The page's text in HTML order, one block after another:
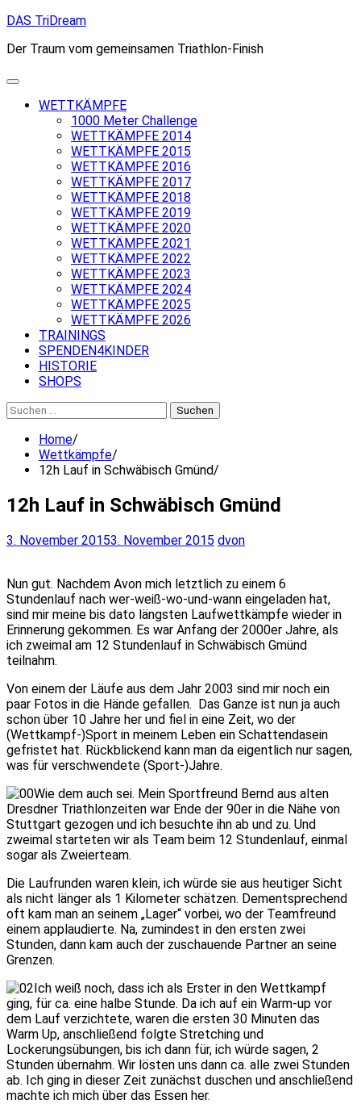
Skip
content
DAS TriDream
Der Traum vom gemeinsamen Triathlon-Finish
WETTKÄMPFE
1000 Meter Challenge
WETTKÄMPFE 2014
WETTKÄMPFE 2015
WETTKÄMPFE 2016
WETTKÄMPFE 2017
WETTKÄMPFE 2018
WETTKÄMPFE 2019
WETTKÄMPFE 2020
WETTKÄMPFE 2021
WETTKÄMPFE 2022
WETTKÄMPFE 2023
WETTKÄMPFE 2024
WETTKÄMPFE 2025
WETTKÄMPFE 2026
TRAININGS
SPENDEN4KINDER
HISTORIE
SHOPS
Suchen
nach:
Home
Wettkämpfe
12h Lauf in Schwäbisch Gmünd
12h Lauf in Schwäbisch Gmünd
3. November 20153. November 2015 dvon
Nun gut. Nachdem Avon mich letztlich zu einem 6
Stundenlauf nach wer-weiß-wo-und-wann eingeladen hat,
sind mir meine bis dato längsten Laufwettkämpfe wieder in
Erinnerung gekommen. Es war Anfang der 2000er Jahre, als
ich zweimal am 12 Stundenlauf in Schwäbisch Gmünd
teilnahm.
Von einem der Läufe aus dem Jahr 2003 sind mir noch ein
paar Fotos in die Hände gefallen. Das Ganze ist nun ja auch
schon über 10 Jahre her und fiel in eine Zeit, wo der
(Wettkampf-)Sport in meinem Leben ein Schattendasein
gefristet hat. Rückblickend kann man da eigentlich nur sagen,
was für verschwendete (Sport-)Jahre.
Wie dem auch sei. Mein Sportfreund Bernd aus alten
Dresdner Triathlonzeiten war Ende der 90er in die Nähe von
Stuttgart gezogen und ich besuchte ihn ab und zu. Und
zweimal starteten wir als Team beim 12 Stundenlauf, einmal
sogar als Zweierteam.
Die Laufrunden waren klein, ich würde sie aus heutiger Sicht
als nicht länger als 1 Kilometer schätzen. Dementsprechend
oft kam man an seinem „Lager“ vorbei, wo der Teamfreund
einem applaudierte. Na, zumindest in den ersten zwei
Stunden, dann kam auch der zuschauende Partner an seine
Grenzen.
Ich weiß noch, dass ich als Erster in den Wettkampf
ging, für ca. eine halbe Stunde. Da ich auf ein Warm-up vor
dem Lauf verzichtete, waren die ersten 30 Minuten das
Warm Up, anschließend folgte Stretching und
Lockerungsübungen, bis ich dann für, ich würde sagen, 2
Stunden übernahm. Wir lösten uns dann ca. alle zwei Stunden
ab. Ich ging in dieser Zeit zunächst duschen und anschließend
machte ich mich über das Essen her.